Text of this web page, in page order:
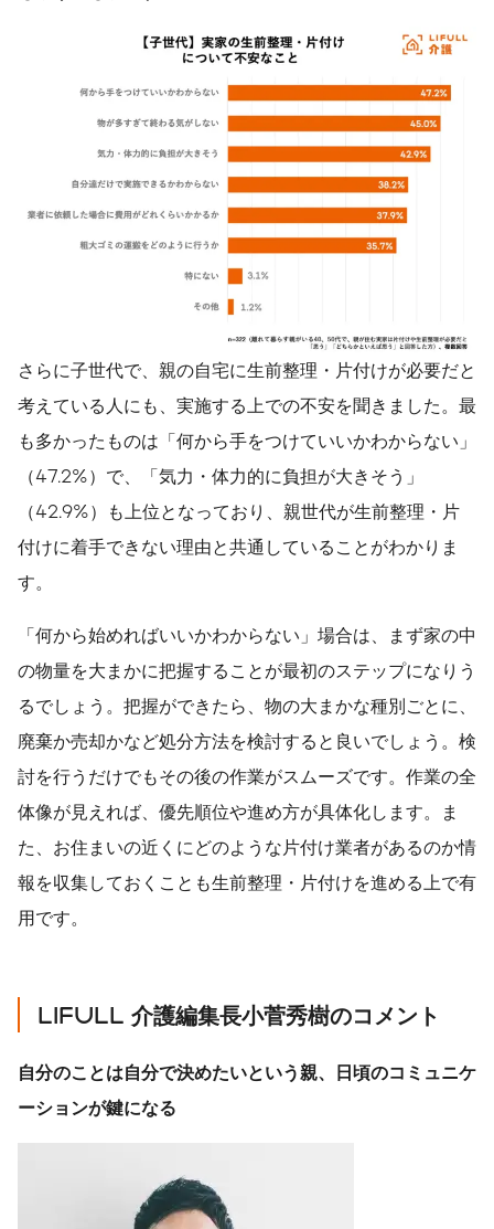
さらに子世代で、親の自宅に生前整理・片付けが必要だと
考えている人にも、実施する上での不安を聞きました。最
も多かったものは「何から手をつけていいかわからない」
（47.2%）で、「気力・体力的に負担が大きそう」
（42.9%）も上位となっており、親世代が生前整理・片
付けに着手できない理由と共通していることがわかりま
す。
「何から始めればいいかわからない」場合は、まず家の中
の物量を大まかに把握することが最初のステップになりう
るでしょう。把握ができたら、物の大まかな種別ごとに、
廃棄か売却かなど処分方法を検討すると良いでしょう。検
討を行うだけでもその後の作業がスムーズです。作業の全
体像が見えれば、優先順位や進め方が具体化します。ま
た、お住まいの近くにどのような片付け業者があるのか情
報を収集しておくことも生前整理・片付けを進める上で有
用です。
LIFULL 介護編集長小菅秀樹のコメント
自分のことは自分で決めたいという親、日頃のコミュニケ
ーションが鍵になる